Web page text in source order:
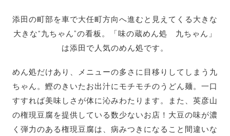
添田の町部を車で大任町方向へ進むと見えてくる大きな
大きな“九ちゃん”の看板。「味の蔵めん処 九ちゃん」
は添田で人気のめん処です。
めん処だけあり、メニューの多さに目移りしてしまう九
ちゃん。鰹のきいたお出汁にモチモチのうどん麺。一口
すすれば美味しさが体に沁みわたります。また、英彦山
の権現豆腐を提供している数少ないお店！大豆の味が濃
く弾力のある権現豆腐は、病みつきになること間違いな